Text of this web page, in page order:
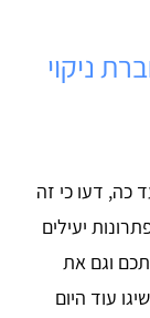
ניקוי
כה, דעו כי זה
יעילים
וגם את
עוד היום